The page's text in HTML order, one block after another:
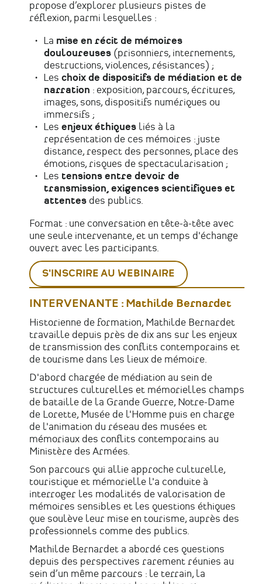
propose d’explorer plusieurs pistes de
réflexion, parmi lesquelles :
La mise en récit de mémoires
douloureuses (prisonniers, internements,
destructions, violences, résistances) ;
Les choix de dispositifs de médiation et de
narration : exposition, parcours, écritures,
images, sons, dispositifs numériques ou
immersifs ;
Les enjeux éthiques liés à la
représentation de ces mémoires : juste
distance, respect des personnes, place des
émotions, risques de spectacularisation ;
Les tensions entre devoir de
transmission, exigences scientifiques et
attentes des publics.
Format : une conversation en tête-à-tête avec
une seule intervenante, et un temps d'échange
ouvert avec les participants.
S'INSCRIRE AU WEBINAIRE
INTERVENANTE : Mathilde Bernardet
Historienne de formation, Mathilde Bernardet
travaille depuis près de dix ans sur les enjeux
de transmission des conflits contemporains et
de tourisme dans les lieux de mémoire.
D'abord chargée de médiation au sein de
structures culturelles et mémorielles champs
de bataille de la Grande Guerre, Notre-Dame
de Lorette, Musée de l'Homme puis en charge
de l'animation du réseau des musées et
mémoriaux des conflits contemporains au
Ministère des Armées.
Son parcours qui allie approche culturelle,
touristique et mémorielle l'a conduite à
interroger les modalités de valorisation de
mémoires sensibles et les questions éthiques
que soulève leur mise en tourisme, auprès des
professionnels comme des publics.
Mathilde Bernardet a abordé ces questions
depuis des perspectives rarement réunies au
sein d’un même parcours : le terrain, la